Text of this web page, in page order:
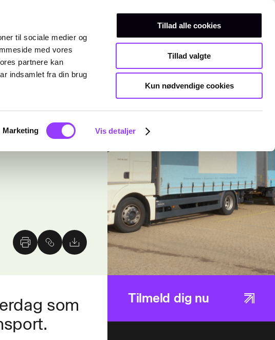
til sociale medier og
med vores
partnere kan
indsamlet fra din brug
Marketing Vis detaljer
Tillad alle cookies
Tillad valgte
Kun nødvendige cookies
Teknisk gymnasiumKurser
som
Tilmeld dig nu